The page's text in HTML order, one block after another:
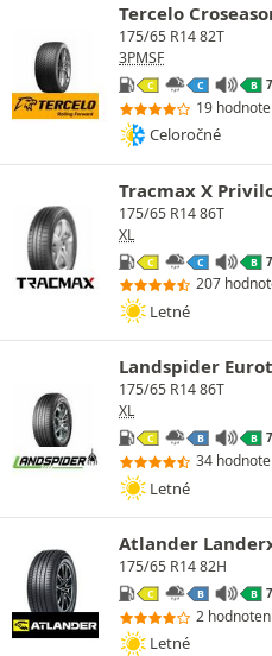
Tercelo
175/65 R14 82T
3PMSF
C C B
19
Celoročné
Tracmax X
175/65 R14 86T
XL
C C B
207
Letné
Landspider
175/65 R14 86T
XL
C B B
34
Letné
Atlander
175/65 R14 82H
C B B
2
Letné